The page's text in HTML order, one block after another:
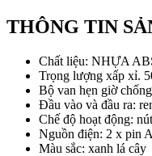
THÔNG TIN
Chất liệu: NHỰA
Trọng lượng xấp xỉ.
Bộ van hẹn giờ
Đầu vào và đầu ra:
Chế độ hoạt động:
Nguồn điện: 2 x pin
Màu sắc: xanh lá cây